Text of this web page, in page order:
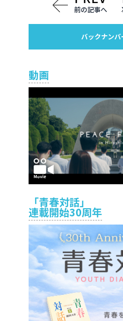
前の記事へ
バックナンバ
動画
「青春対話」
連載開始30周年